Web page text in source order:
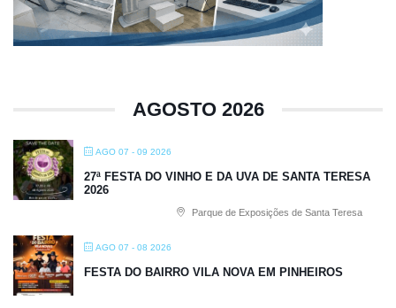
AGOSTO 2026
AGO 07 - 09 2026
27ª FESTA DO VINHO E DA UVA DE SANTA TERESA
2026
Parque de Exposições de Santa Teresa
AGO 07 - 08 2026
FESTA DO BAIRRO VILA NOVA EM PINHEIROS